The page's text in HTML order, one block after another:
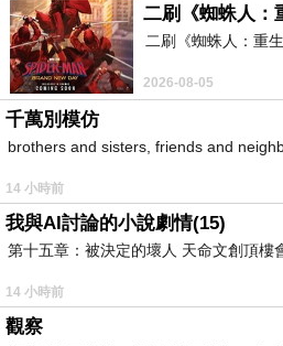
二刷《蜘蛛人：
二刷《蜘蛛人：重
2026-08-05
千萬別模仿
brothers and sisters, friends and
14 小時前
我與AI討論的小說劇情(15)
第十五章：被決定的壞人 天命文創頂
14 小時前
觀察